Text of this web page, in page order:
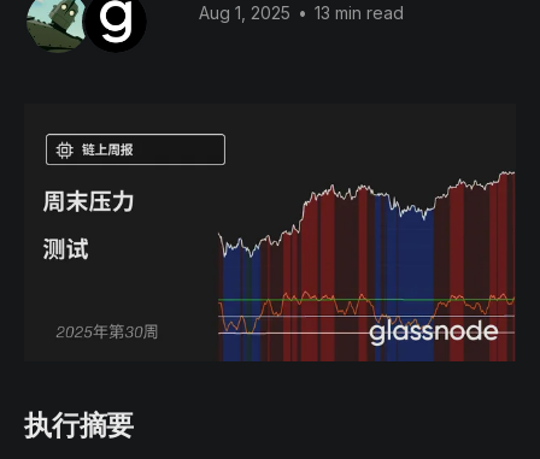
Aug 1, 2025 • 13 min read
执行摘要